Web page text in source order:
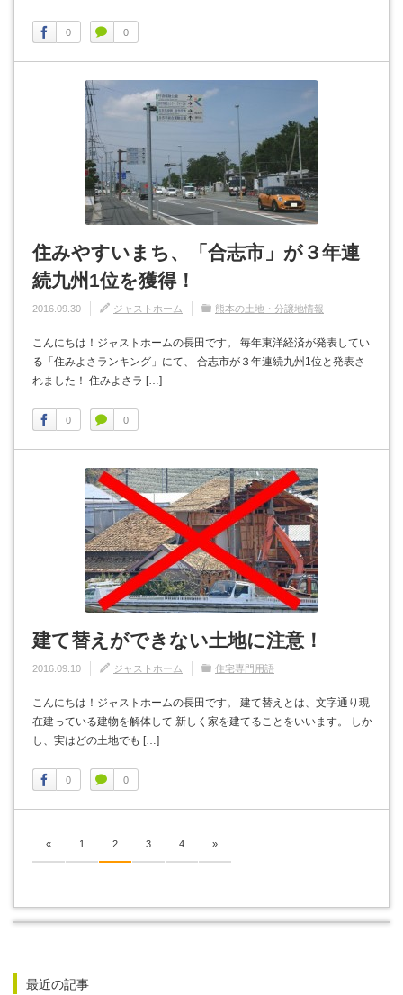
0 0
住みやすいまち、「合志市」が３年連
続九州1位を獲得！
2016.09.30 ジャストホーム 熊本の土地・分譲地情報
こんにちは！ジャストホームの長田です。 毎年東洋経済が発表してい
る「住みよさランキング」にて、 合志市が３年連続九州1位と発表さ
れました！ 住みよさラ […]
0 0
建て替えができない土地に注意！
2016.09.10 ジャストホーム 住宅専門用語
こんにちは！ジャストホームの長田です。 建て替えとは、文字通り現
在建っている建物を解体して 新しく家を建てることをいいます。 しか
し、実はどの土地でも […]
0 0
« 1 2 3 4 »
最近の記事